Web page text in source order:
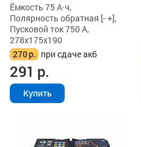
Ёмкость 75 А·ч,
Полярность обратная [- +],
Пусковой ток 750 А,
278x175x190
270р. при сдаче акб
291 р.
Купить